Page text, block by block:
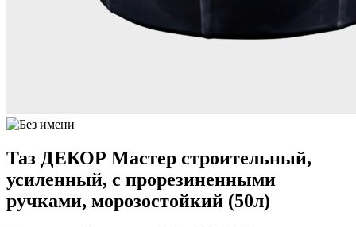
Таз ДЕКОР Мастер строительный,
усиленный, с прорезиненными
ручками, морозостойкий (50л)